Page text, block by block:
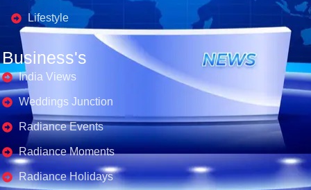
Lifestyle
Business's
India Views
Weddings Junction
Radiance Events
Radiance Moments
Radiance Holidays